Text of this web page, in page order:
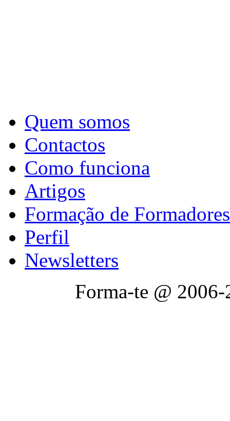
Quem somos
Contactos
Como funciona
Artigos
Formação de Formadores
Perfil
Newsletters
Forma-te @